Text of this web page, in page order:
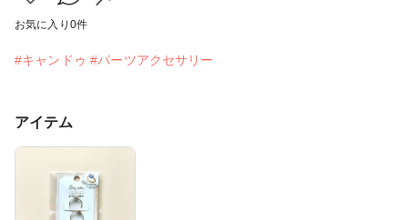
お気に入り 0件
#キャンドゥ #パーツアクセサリー
アイテム